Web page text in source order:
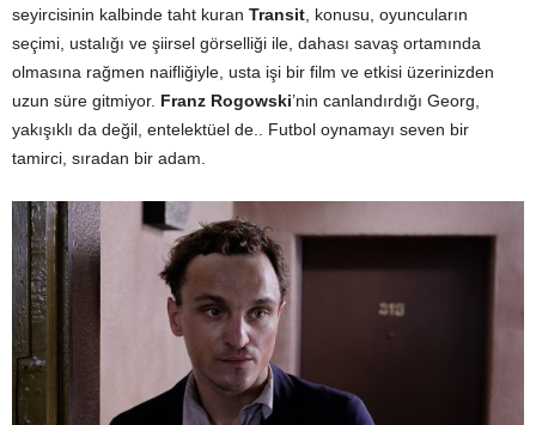
seyircisinin kalbinde taht kuran Transit, konusu, oyuncuların
seçimi, ustalığı ve şiirsel görselliği ile, dahası savaş ortamında
olmasına rağmen naifliğiyle, usta işi bir film ve etkisi üzerinizden
uzun süre gitmiyor. Franz Rogowski’nin canlandırdığı Georg,
yakışıklı da değil, entelektüel de.. Futbol oynamayı seven bir
tamirci, sıradan bir adam.